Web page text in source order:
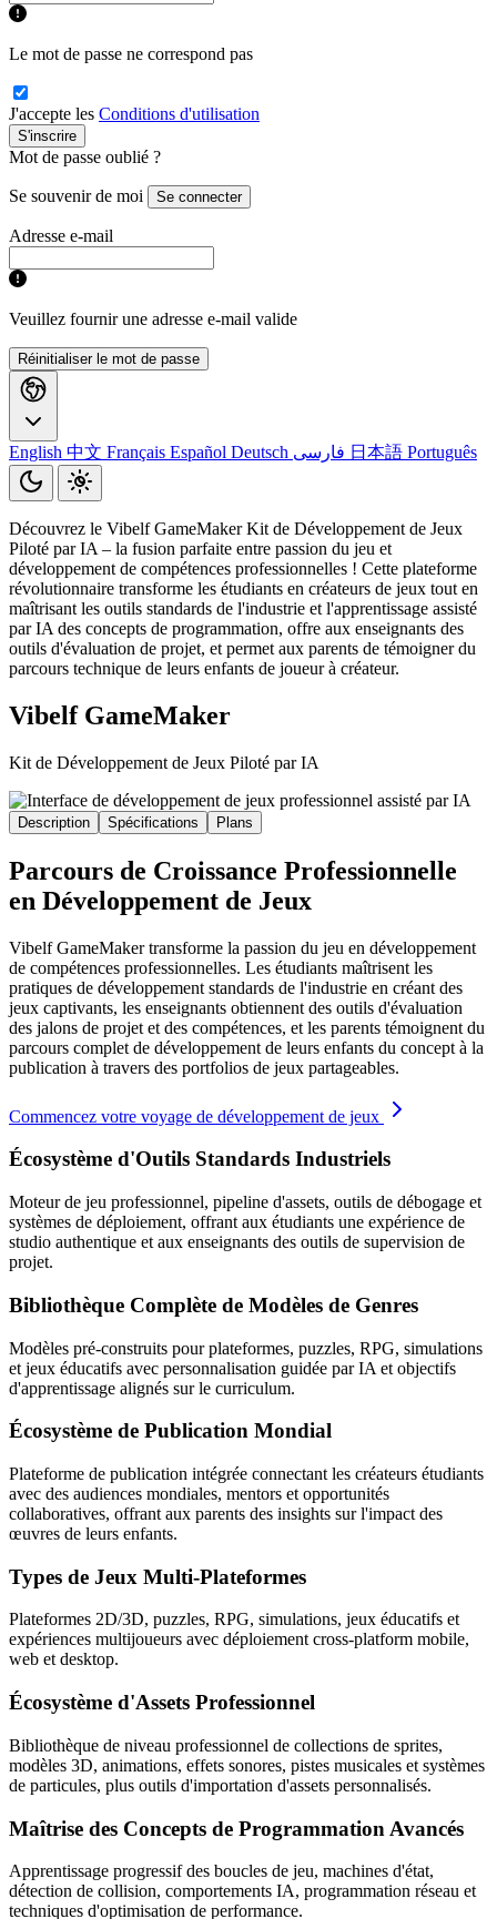
Le mot de passe ne correspond pas
J'accepte les Conditions d'utilisation
S'inscrire
Mot de passe oublié ?
Se souvenir de moi Se connecter
Adresse e-mail
Veuillez fournir une adresse e-mail valide
Réinitialiser le mot de passe
English 中文 Français Español Deutsch 日本語 Português
Découvrez le Vibelf GameMaker Kit de Développement de Jeux
Piloté par IA – la fusion parfaite entre passion du jeu et
développement de compétences professionnelles ! Cette plateforme
révolutionnaire transforme les étudiants en créateurs de jeux tout en
maîtrisant les outils standards de l'industrie et l'apprentissage assisté
par IA des concepts de programmation, offre aux enseignants des
outils d'évaluation de projet, et permet aux parents de témoigner du
parcours technique de leurs enfants de joueur à créateur.
Vibelf GameMaker
Kit de Développement de Jeux Piloté par IA
Description Spécifications Plans
Parcours de Croissance Professionnelle
en Développement de Jeux
Vibelf GameMaker transforme la passion du jeu en développement
de compétences professionnelles. Les étudiants maîtrisent les
pratiques de développement standards de l'industrie en créant des
jeux captivants, les enseignants obtiennent des outils d'évaluation
des jalons de projet et des compétences, et les parents témoignent du
parcours complet de développement de leurs enfants du concept à la
publication à travers des portfolios de jeux partageables.
Commencez votre voyage de développement de jeux
Écosystème d'Outils Standards Industriels
Moteur de jeu professionnel, pipeline d'assets, outils de débogage et
systèmes de déploiement, offrant aux étudiants une expérience de
studio authentique et aux enseignants des outils de supervision de
projet.
Bibliothèque Complète de Modèles de Genres
Modèles pré-construits pour plateformes, puzzles, RPG, simulations
et jeux éducatifs avec personnalisation guidée par IA et objectifs
d'apprentissage alignés sur le curriculum.
Écosystème de Publication Mondial
Plateforme de publication intégrée connectant les créateurs étudiants
avec des audiences mondiales, mentors et opportunités
collaboratives, offrant aux parents des insights sur l'impact des
œuvres de leurs enfants.
Types de Jeux Multi-Plateformes
Plateformes 2D/3D, puzzles, RPG, simulations, jeux éducatifs et
expériences multijoueurs avec déploiement cross-platform mobile,
web et desktop.
Écosystème d'Assets Professionnel
Bibliothèque de niveau professionnel de collections de sprites,
modèles 3D, animations, effets sonores, pistes musicales et systèmes
de particules, plus outils d'importation d'assets personnalisés.
Maîtrise des Concepts de Programmation Avancés
Apprentissage progressif des boucles de jeu, machines d'état,
détection de collision, comportements IA, programmation réseau et
techniques d'optimisation de performance.